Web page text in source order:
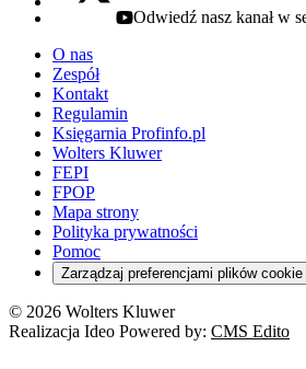
youtube - otwiera się w nowej karcie
Odwiedź nasz kanał w
O nas
Zespół
Kontakt
Regulamin
Księgarnia Profinfo.pl
Wolters Kluwer
FEPI
FPOP
Mapa strony
Polityka prywatności
Pomoc
Zarządzaj preferencjami plików cookie
© 2026 Wolters Kluwer
Realizacja Ideo Powered by: CMS Edito